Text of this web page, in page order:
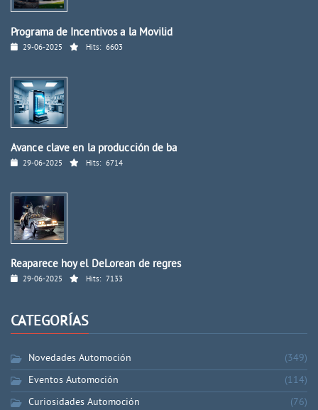
Programa de Incentivos a la Movilid
29-06-2025 Hits: 6603
Avance clave en la producción de ba
29-06-2025 Hits: 6714
Reaparece hoy el DeLorean de regres
29-06-2025 Hits: 7133
CATEGORÍAS
Novedades Automoción
(349)
Eventos Automoción
(114)
Curiosidades Automoción
(76)